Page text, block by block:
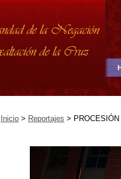
Inicio > Reportajes >